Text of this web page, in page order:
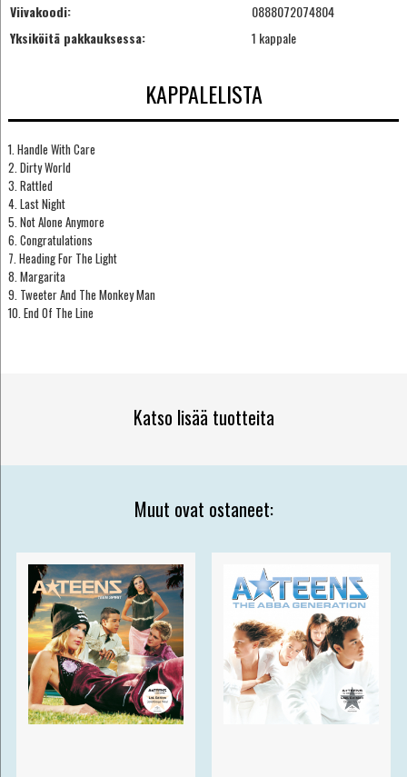
Viivakoodi:
0888072074804
Yksiköitä pakkauksessa:
1 kappale
KAPPALELISTA
1. Handle With Care
2. Dirty World
3. Rattled
4. Last Night
5. Not Alone Anymore
6. Congratulations
7. Heading For The Light
8. Margarita
9. Tweeter And The Monkey Man
10. End Of The Line
Katso lisää tuotteita
Muut ovat ostaneet: